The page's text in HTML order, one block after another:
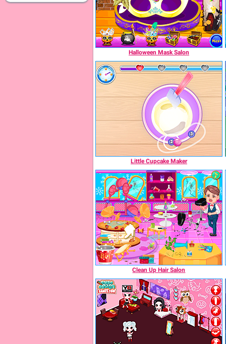
Halloween Mask Salon
Little Cupcake Maker
Clean Up Hair Salon